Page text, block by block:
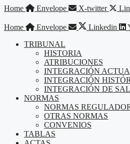
Saltar
contenido
Home Envelope X-twitter
Home Envelope Linkedin
TRIBUNAL
HISTORIA
ATRIBUCIONES
INTEGRACIÓN
INTEGRACIÓN
INTEGRACIÓN DE
NORMAS
NORMAS
OTRAS NORMAS
CONVENIOS
TABLAS